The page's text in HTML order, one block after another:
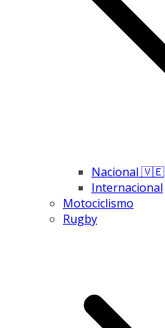
Nacional 🇻🇪
Internacional
Motociclismo
Rugby